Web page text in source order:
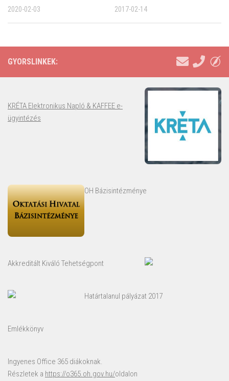
2020-02-03 2017-02-14
GYORSLINKEK:
KRÉTA Elektronikus Napló & KAFFEE e-
ügyintézés
OH Bázisintézménye
Akkreditált Kiváló Tehetségpont
Határtalanul pályázat 2017
Emlékkönyv
Ingyenes Office 365 diákoknak.
Részletek a https://o365.oh.gov.hu/oldalon